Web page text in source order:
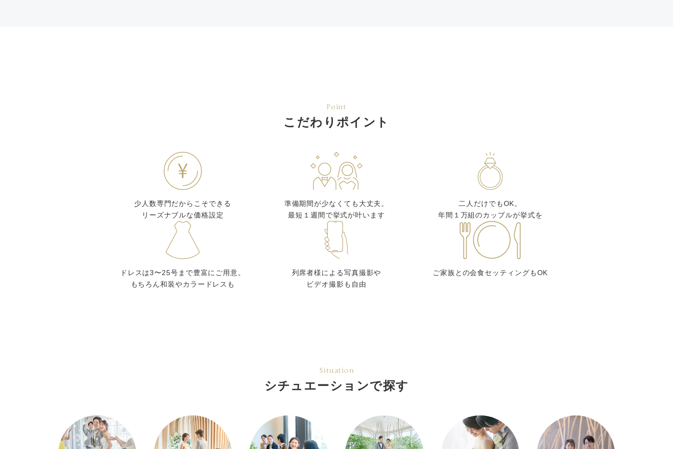
Point
こだわりポイント
少人数専門だからこそできる
リーズナブルな価格設定
準備期間が少なくても大丈夫。
最短１週間で挙式が叶います
二人だけでもOK。
年間１万組のカップルが挙式を
ドレスは3〜25号まで豊富にご用意。
もちろん和装やカラードレスも
列席者様による写真撮影や
ビデオ撮影も自由
ご家族との会食セッティングもOK
Situation
シチュエーションで探す